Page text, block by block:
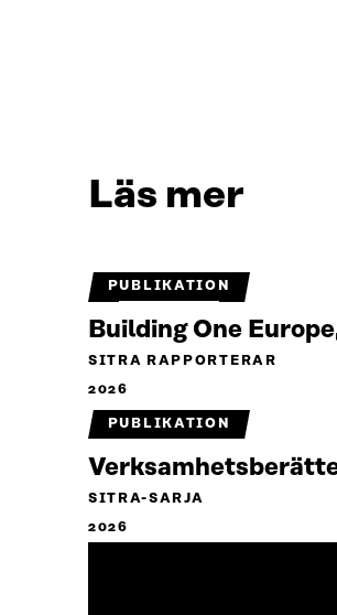
Läs mer
PUBLIKATION
Building One
SITRA RAPPORTERAR
2026
PUBLIKATION
SITRA-SARJA
2026